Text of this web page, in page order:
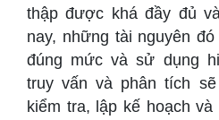
thập được khá đầy đủ
nay, những tài nguyên
đúng mức và sử dụng
truy vấn và phân tích
kiểm tra, lập kế hoạch